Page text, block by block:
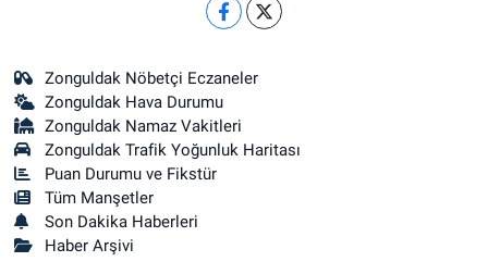
Zonguldak Nöbetçi Eczaneler
Zonguldak Hava Durumu
Zonguldak Namaz Vakitleri
Zonguldak Trafik Yoğunluk Haritası
Puan Durumu ve Fikstür
Tüm Manşetler
Son Dakika Haberleri
Haber Arşivi